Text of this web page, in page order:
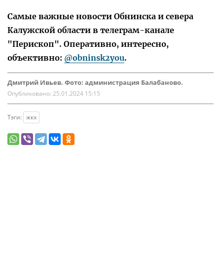
Самые важные новости Обнинска и севера
Калужской области в телеграм-канале
"Перископ". Оперативно, интересно,
объективно: @obninsk2you.
Дмитрий Ивьев. Фото: администрация Балабаново.
Опубликовано: 25.01.2024 15:15
Тэги: жкх